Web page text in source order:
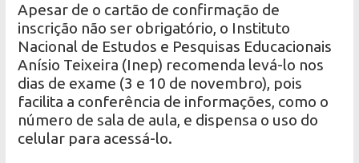
Apesar de o cartão de confirmação de
inscrição não ser obrigatório, o Instituto
Nacional de Estudos e Pesquisas Educacionais
Anísio Teixeira (Inep) recomenda levá-lo nos
dias de exame (3 e 10 de novembro), pois
facilita a conferência de informações, como o
número de sala de aula, e dispensa o uso do
celular para acessá-lo.